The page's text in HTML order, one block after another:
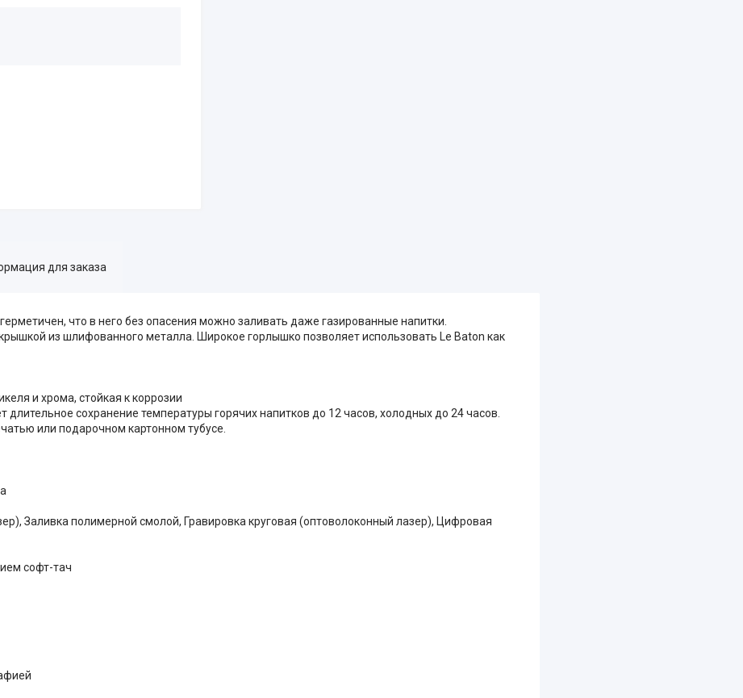
для заказа
что в него без опасения можно заливать даже газированные напитки.
из шлифованного металла. Широкое горлышко позволяет использовать Le Baton как
и хрома, стойкая к коррозии
сохранение температуры горячих напитков до 12 часов, холодных до 24 часов.
или подарочном картонном тубусе.
Заливка полимерной смолой, Гравировка круговая (оптоволоконный лазер), Цифровая
софт-тач